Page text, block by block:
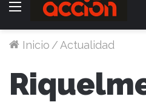
Menú
Inicio /Actualidad